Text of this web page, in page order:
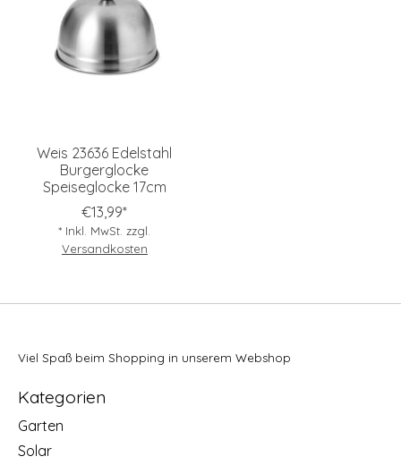
Weis 23636 Edelstahl
Burgerglocke
Speiseglocke 17cm
€13,99*
* Inkl. MwSt. zzgl.
Versandkosten
Viel Spaß beim Shopping in unserem Webshop
Kategorien
Garten
Solar